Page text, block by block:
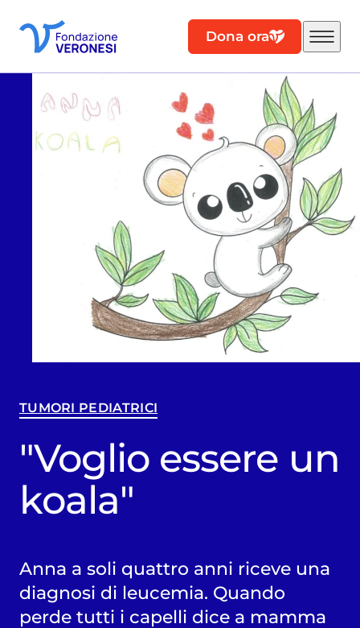
Dona ora
TUMORI PEDIATRICI
"Voglio essere un
koala"
Anna a soli quattro anni riceve una
diagnosi di leucemia. Quando
perde tutti i capelli dice a mamma